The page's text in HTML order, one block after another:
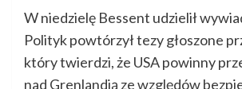
W niedzielę Bessent udzielił
Polityk powtórzył tezy głoszone
który twierdzi, że USA powinny
nad Grenlandią ze względów